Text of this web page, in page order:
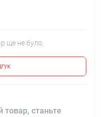
ще не було.
товар, станьте